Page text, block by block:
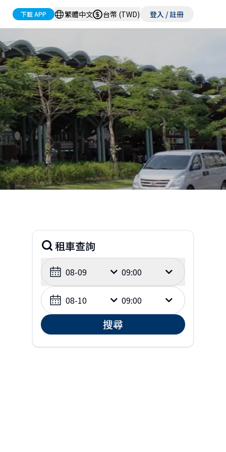
下載 APP 繁體中文 台幣 (TWD) 登入 / 註冊
租車查詢
08-09 09:00
08-10 09:00
搜尋